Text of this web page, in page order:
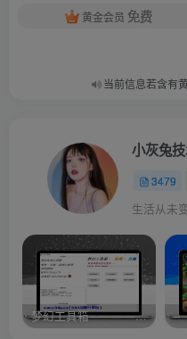
黄金会员 免费
当前信息若含有
小灰兔
3479
生活从未
梦幻工具箱————-免费